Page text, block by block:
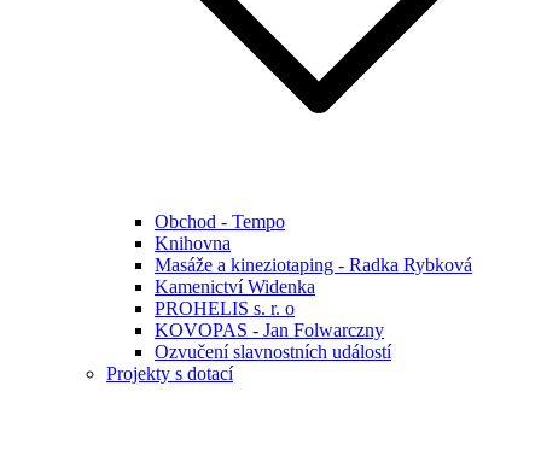
Obchod - Tempo
Knihovna
Masáže a kineziotaping - Radka Rybková
Kamenictví Widenka
PROHELIS s. r. o
KOVOPAS - Jan Folwarczny
Ozvučení slavnostních událostí
Projekty s dotací